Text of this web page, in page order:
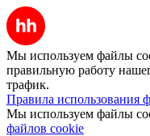
Мы используем файлы
правильную работу
трафик.
Правила использования
Мы используем файлы
файлов cookie